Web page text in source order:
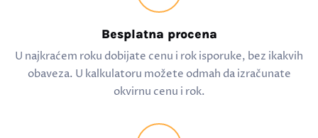
Besplatna procena
U najkraćem roku dobijate cenu i rok isporuke, bez ikakvih
obaveza. U kalkulatoru možete odmah da izračunate
okvirnu cenu i rok.